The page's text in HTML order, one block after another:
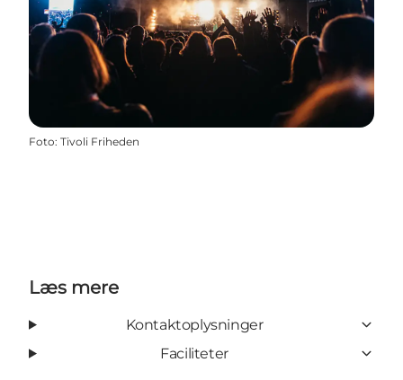
Foto: Tivoli Friheden
Læs mere
Kontaktoplysninger
Faciliteter